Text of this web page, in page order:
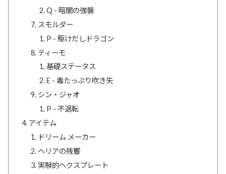
Q - 暗闇の強襲
スモルダー
P - 駆けだしドラゴン
ティーモ
基礎ステータス
E - 毒たっぷり吹き矢
シン・ジャオ
P - 不退転
アイテム
ドリーム メーカー
ヘリアの残響
実験的ヘクスプレート